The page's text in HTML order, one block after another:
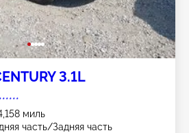
3.1L
миль
часть/Задняя часть